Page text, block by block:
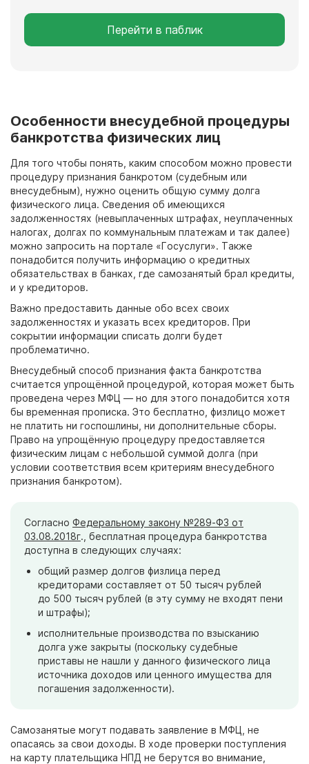
Перейти в паблик
Особенности внесудебной процедуры
банкротства физических лиц
Для того чтобы понять, каким способом можно провести
процедуру признания банкротом (судебным или
внесудебным), нужно оценить общую сумму долга
физического лица. Сведения об имеющихся
задолженностях (невыплаченных штрафах, неуплаченных
налогах, долгах по коммунальным платежам и так далее)
можно запросить на портале «Госуслуги». Также
понадобится получить информацию о кредитных
обязательствах в банках, где самозанятый брал кредиты,
и у кредиторов.
Важно предоставить данные обо всех своих
задолженностях и указать всех кредиторов. При
сокрытии информации списать долги будет
проблематично.
Внесудебный способ признания факта банкротства
считается упрощённой процедурой, которая может быть
проведена через МФЦ — но для этого понадобится хотя
бы временная прописка. Это бесплатно, физлицо может
не платить ни госпошлины, ни дополнительные сборы.
Право на упрощённую процедуру предоставляется
физическим лицам с небольшой суммой долга (при
условии соответствия всем критериям внесудебного
признания банкротом).
Согласно Федеральному закону №289-ФЗ от
03.08.2018г., бесплатная процедура банкротства
доступна в следующих случаях:
общий размер долгов физлица перед
кредиторами составляет от 50 тысяч рублей
до 500 тысяч рублей (в эту сумму не входят пени
и штрафы);
исполнительные производства по взысканию
долга уже закрыты (поскольку судебные
приставы не нашли у данного физического лица
источника доходов или ценного имущества для
погашения задолженности).
Самозанятые могут подавать заявление в МФЦ, не
опасаясь за свои доходы. В ходе проверки поступления
на карту плательщика НПД не берутся во внимание,